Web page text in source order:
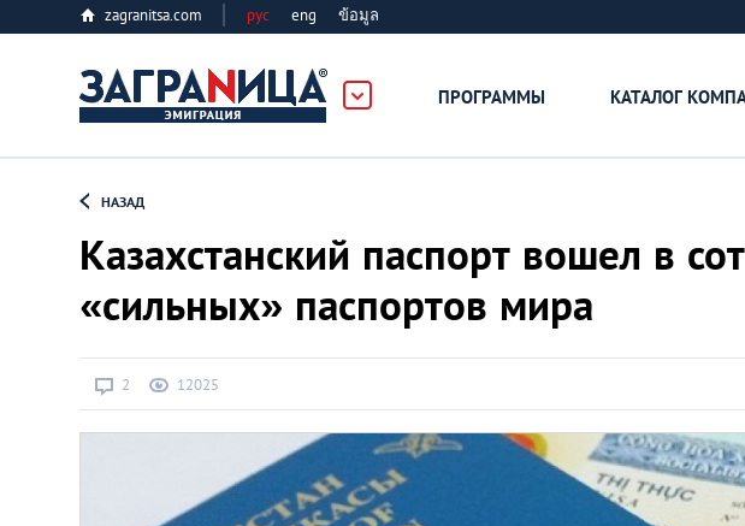
zagranitsa.com рус eng ข้อมูล
ПРОГРАММЫ КАТАЛОГ
Все страны
Великобритания
НАЗАД
Казахстанский паспорт вошел в
«сильных» паспортов мира
2 12025